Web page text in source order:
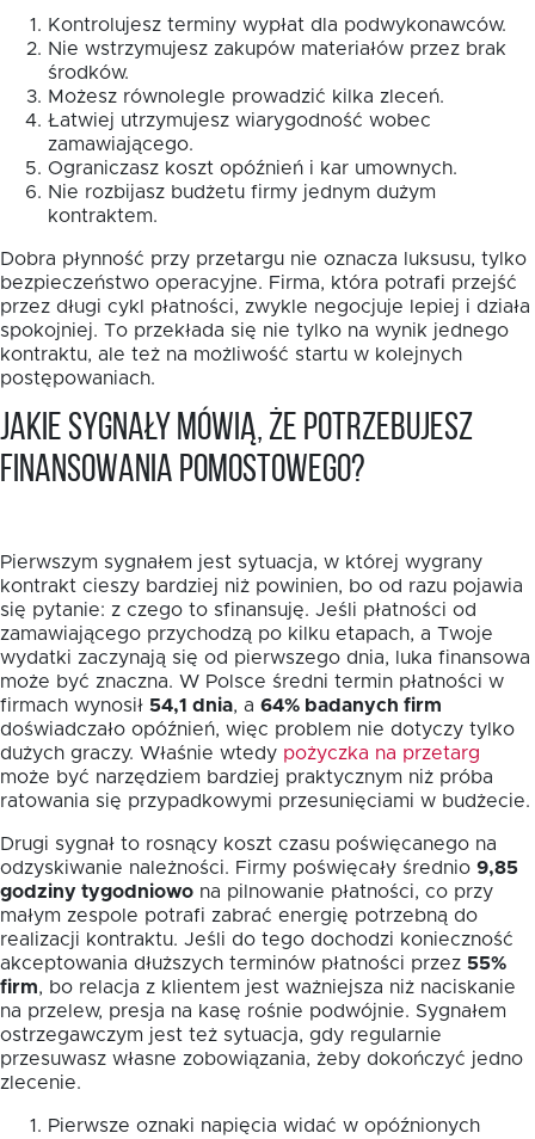
Kontrolujesz terminy wypłat dla podwykonawców.
Nie wstrzymujesz zakupów materiałów przez brak
środków.
Możesz równolegle prowadzić kilka zleceń.
Łatwiej utrzymujesz wiarygodność wobec
zamawiającego.
Ograniczasz koszt opóźnień i kar umownych.
Nie rozbijasz budżetu firmy jednym dużym
kontraktem.
Dobra płynność przy przetargu nie oznacza luksusu, tylko
bezpieczeństwo operacyjne. Firma, która potrafi przejść
przez długi cykl płatności, zwykle negocjuje lepiej i działa
spokojniej. To przekłada się nie tylko na wynik jednego
kontraktu, ale też na możliwość startu w kolejnych
postępowaniach.
Jakie sygnały mówią, że potrzebujesz
finansowania pomostowego?
Pierwszym sygnałem jest sytuacja, w której wygrany
kontrakt cieszy bardziej niż powinien, bo od razu pojawia
się pytanie: z czego to sfinansuję. Jeśli płatności od
zamawiającego przychodzą po kilku etapach, a Twoje
wydatki zaczynają się od pierwszego dnia, luka finansowa
może być znaczna. W Polsce średni termin płatności w
firmach wynosił 54,1 dnia, a 64% badanych firm
doświadczało opóźnień, więc problem nie dotyczy tylko
dużych graczy. Właśnie wtedy pożyczka na przetarg
może być narzędziem bardziej praktycznym niż próba
ratowania się przypadkowymi przesunięciami w budżecie.
Drugi sygnał to rosnący koszt czasu poświęcanego na
odzyskiwanie należności. Firmy poświęcały średnio 9,85
godziny tygodniowo na pilnowanie płatności, co przy
małym zespole potrafi zabrać energię potrzebną do
realizacji kontraktu. Jeśli do tego dochodzi konieczność
akceptowania dłuższych terminów płatności przez 55%
firm, bo relacja z klientem jest ważniejsza niż naciskanie
na przelew, presja na kasę rośnie podwójnie. Sygnałem
ostrzegawczym jest też sytuacja, gdy regularnie
przesuwasz własne zobowiązania, żeby dokończyć jedno
zlecenie.
Pierwsze oznaki napięcia widać w opóźnionych